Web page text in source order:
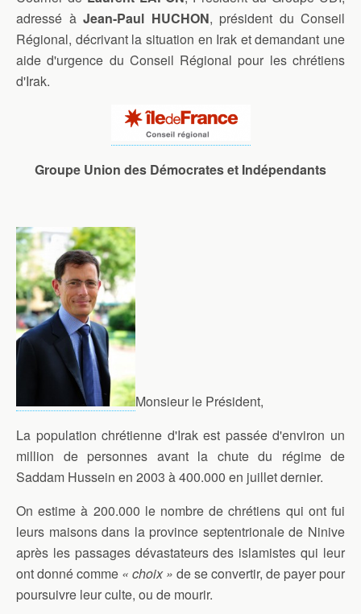
adressé à Jean-Paul HUCHON, président du Conseil
Régional, décrivant la situation en Irak et demandant une
aide d'urgence du Conseil Régional pour les chrétiens
d'Irak.
Groupe Union des Démocrates et Indépendants
Monsieur le Président,
La population chrétienne d'Irak est passée d'environ un
million de personnes avant la chute du régime de
Saddam Hussein en 2003 à 400.000 en juillet dernier.
On estime à 200.000 le nombre de chrétiens qui ont fui
leurs maisons dans la province septentrionale de Ninive
après les passages dévastateurs des islamistes qui leur
ont donné comme « choix » de se convertir, de payer pour
poursuivre leur culte, ou de mourir.